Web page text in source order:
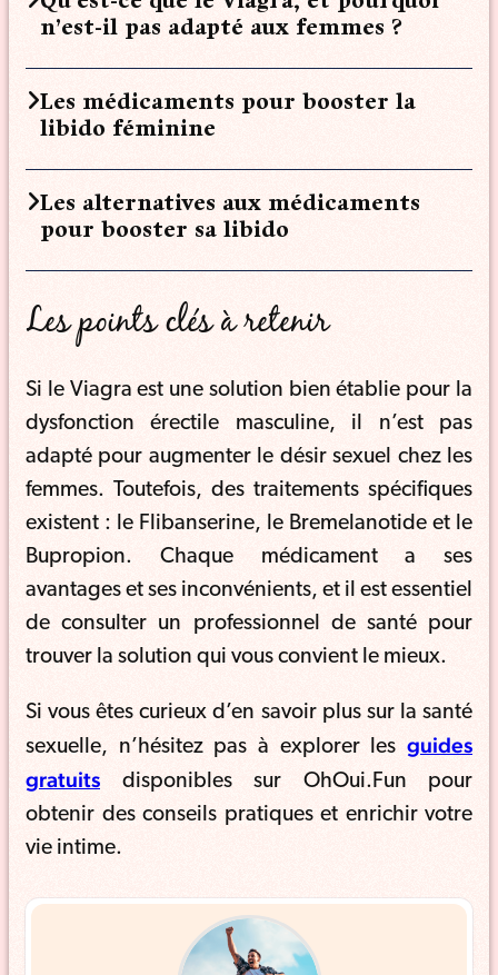
n’est-il pas adapté aux femmes ?
Les médicaments pour booster la
libido féminine
Les alternatives aux médicaments
pour booster sa libido
Les points clés à retenir
Si le Viagra est une solution bien établie pour la
dysfonction érectile masculine, il n’est pas
adapté pour augmenter le désir sexuel chez les
femmes. Toutefois, des traitements spécifiques
existent : le Flibanserine, le Bremelanotide et le
Bupropion. Chaque médicament a ses
avantages et ses inconvénients, et il est essentiel
de consulter un professionnel de santé pour
trouver la solution qui vous convient le mieux.
Si vous êtes curieux d’en savoir plus sur la santé
sexuelle, n’hésitez pas à explorer les guides
gratuits disponibles sur OhOui.Fun pour
obtenir des conseils pratiques et enrichir votre
vie intime.